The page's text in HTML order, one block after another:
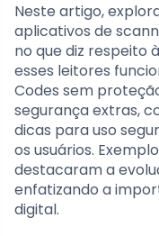
Neste artigo,
aplicativos de
no que diz respeito
esses leitores
Codes sem
segurança extras,
dicas para uso
os usuários.
destacaram a
enfatizando a
digital.